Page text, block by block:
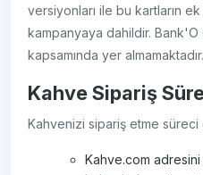
versiyonları ile bu kartların
kampanyaya dahildir.
kapsamında yer almamaktadır.
Kahve Sipariş
Kahvenizi sipariş etme süreci
Kahve.com